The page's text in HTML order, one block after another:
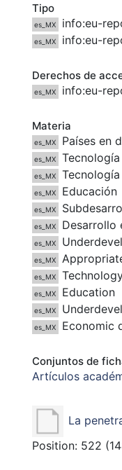
Tipo
es_MX info:eu-
es_MX info:eu-
Derechos de
es_MX info:eu-
Materia
es_MX Países en
es_MX
es_MX Tecnología
es_MX Educación
es_MX
es_MX Desarrollo
es_MX
es_MX
es_MX
es_MX Education
es_MX
es_MX Economic
Conjuntos de
Artículos
La
Position: 522 (